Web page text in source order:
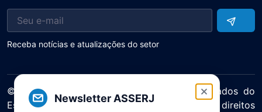
Newsletter ASSERJ
Receba notícias e atualizações do setor
© 2025 ASERJ – Associação de Supermercados do
Estado do Rio de Janeiro. Todos os direitos